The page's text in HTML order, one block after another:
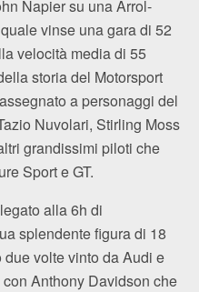
Napier su una Arrol-
vinse una gara di 52
velocità media di 55
storia del Motorsport
a personaggi del
Nuvolari, Stirling Moss
grandissimi piloti che
Sport e GT.
alla 6h di
splendente figura di 18
due volte vinto da Audi e
Anthony Davidson che